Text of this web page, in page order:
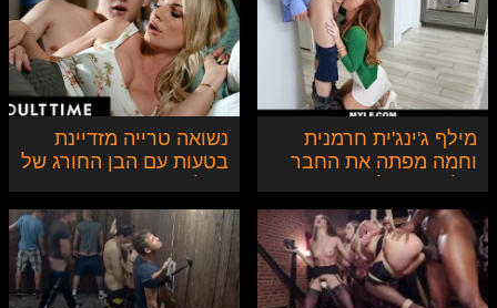
מילף ג'ינג'ית חרמנית
וחמה מפתה את החבר
נשואה טרייה מזדיינת
בטעות עם הבן החורג של